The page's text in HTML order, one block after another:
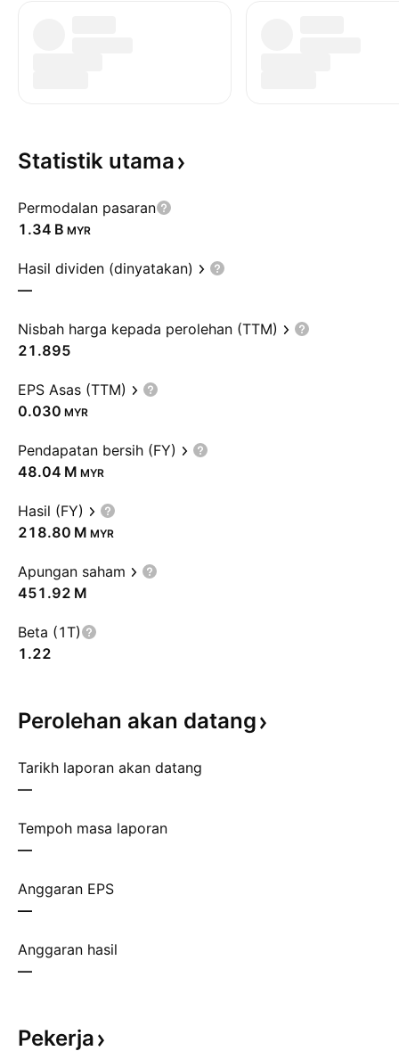
Statistik utama
Permodalan pasaran
‪1.34 B‬ MYR
Hasil dividen (dinyatakan)
—
Nisbah harga kepada perolehan (TTM)
21.895
EPS Asas (TTM)
0.030 MYR
Pendapatan bersih (FY)
‪48.04 M‬ MYR
Hasil (FY)
‪218.80 M‬ MYR
Apungan saham
‪451.92 M‬
Beta (1T)
1.22
Perolehan akan datang
Tarikh laporan akan datang
—
Tempoh masa laporan
—
Anggaran EPS
—
Anggaran hasil
—
Pekerja